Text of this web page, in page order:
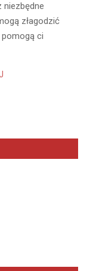
niezbędne
złagodzić
ci